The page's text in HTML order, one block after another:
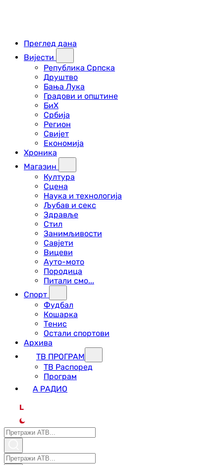
Преглед дана
Вијести
Република Српска
Друштво
Бања Лука
Градови и општине
БиХ
Србија
Регион
Свијет
Економија
Хроника
Магазин
Култура
Сцена
Наука и технологија
Љубав и секс
Здравље
Стил
Занимљивости
Савјети
Вицеви
Ауто-мото
Породица
Питали смо...
Спорт
Фудбал
Кошарка
Тенис
Остали спортови
Архива
ТВ ПРОГРАМ
ТВ Распоред
Програм
А РАДИО
L